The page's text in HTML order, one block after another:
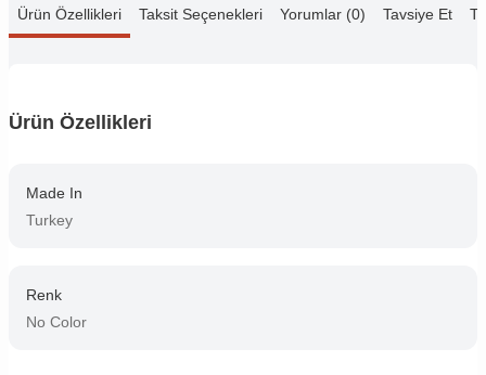
Ürün Özellikleri Taksit Seçenekleri Yorumlar (0) Tavsiye Et
Ürün Özellikleri
Made In
Turkey
Renk
No Color